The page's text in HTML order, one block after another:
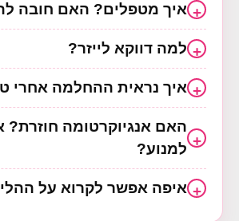
איך מטפלים? האם חובה
למה דווקא לייזר?
איך נראית ההחלמה אחרי
האם אנגיוקרטומה חוזרת?
למנוע?
איפה אפשר לקרוא על